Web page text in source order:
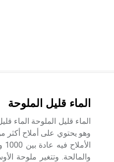
الماء قليل الملوحة
وهو يحتوي على أملاح أكثر
والمالحة. وتتغير ملوحة